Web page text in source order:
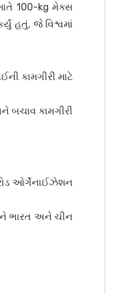
100-kg મેક્સ
હતું, જે વિશ્વમાં
કામગીરી માટે
બચાવ કામગીરી
રોડ ઓર્ગેનાઈઝેશન
ભારત અને ચીન